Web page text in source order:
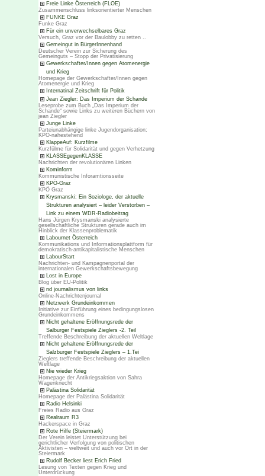
Freie Linke Österreich (FLOE)
Zusammenschluss linksorientierter Menschen
FUNKE Graz
Funke Graz
Für ein unverwechselbares Graz
Versuch, Graz vor der Baulobby zu retten ..
Gemeingut in BürgerInnenhand
Deutscher Verein zur Sicherung des
Gemeinguts – Stopp der Privatisierung
Gewerkschafter/Innen gegen Atomenergie
und Krieg
Homepage der Gewerkschafter/Innen gegen
Atomenergie und Krieg
Internatinal Zeitschrift für Politik
Jean Ziegler: Das Imperium der Schande
Leseprobe zum Buch „Das Imperium der
Schande“ sowie Links zu weiteren Büchern von
jean Ziegler
Junge Linke
Parteiunabhängige linke Jugendorganisation;
KPÖ-nahestehend
KlappeAuf: Kurzfilme
Kurzfülme für Solidarität und gegen Verhetzung
KLASSEgegenKLASSE
Nachrichten der revolutionären Linken
Kominform
Kommunistische Inforamtionsseite
KPÖ-Graz
KPÖ Graz
Krysmanski: Ein Soziologe, der aktuelle
Strukturen analysiert – leider Verstorben –
Link zu einem WDR-Radiobeitrag
Hans Jürgen Krysmanski analysierte
gesellschaftliche Strukturen gerade auch im
Hinblick der Klassenproblematik
Labournet Österreich
Kommunikations und Informationsplattform für
demokratisch-antikapitalistische Menschen
LabourStart
Nachrichten- und Kampagnenportal der
internationalen Gewerkschaftsbewegung
Lost in Europe
Blog über EU-Politik
nd journalismus von links
Online-Nachrichtenjournal
Netzwerk Grundeinkommen
Initiative zur Einführung eines bedingungslosen
Grundeinkommens
Nicht gehaltene Eröffnungsrede der
Salburger Festspiele Zieglers -2. Teil
Treffende Beschreibung der aktuellen Weltlage
Nicht gehaltene Eröffnungsrede der
Salzburger Festspiele Zieglers – 1.Tei
Zieglers treffende Beschreibung der aktuellen
Weltlage
Nie wieder Krieg
Homepage der Antikriegsaktion von Sahra
Wagenknecht
Palästina Solidarität
Homepage der Palästina Solidarität
Radio Helsinki
Freies Radio aus Graz
Realraum R3
Hackerspace in Graz
Rote Hilfe (Steiermark)
Der Verein leistet Unterstützung bei
gerichtlicher Verfolgung von politischen
Aktivisten – weltweit und auch vor Ort in der
Steiermark
Rudolf Becker liest Erich Fried
Lesung von Texten gegen Krieg und
Unterdrückung